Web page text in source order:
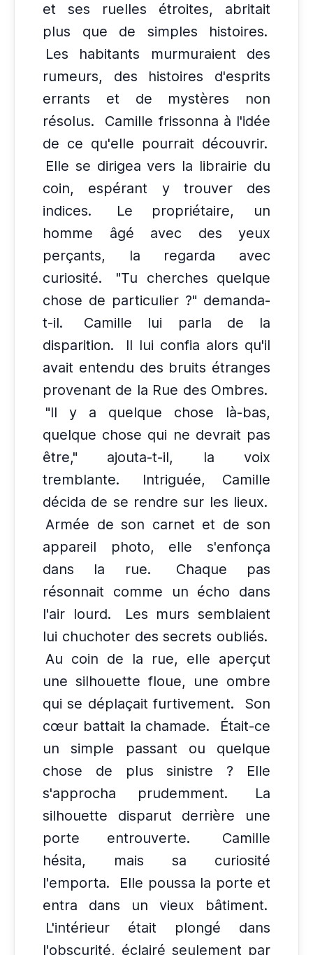
et ses ruelles étroites, abritait
plus que de simples histoires.
Les habitants murmuraient des
rumeurs, des histoires d'esprits
errants et de mystères non
résolus.
Camille frissonna à l'idée
de ce qu'elle pourrait découvrir.
Elle se dirigea vers la librairie du
coin, espérant y trouver des
indices.
Le propriétaire, un
homme âgé avec des yeux
perçants, la regarda avec
curiosité.
"Tu cherches quelque
chose de particulier ?" demanda-
t-il.
Camille lui parla de la
disparition.
Il lui confia alors qu'il
avait entendu des bruits étranges
provenant de la Rue des Ombres.
"Il y a quelque chose là-bas,
quelque chose qui ne devrait pas
être," ajouta-t-il, la voix
tremblante.
Intriguée, Camille
décida de se rendre sur les lieux.
Armée de son carnet et de son
appareil photo, elle s'enfonça
dans la rue.
Chaque pas
résonnait comme un écho dans
l'air lourd.
Les murs semblaient
lui chuchoter des secrets oubliés.
Au coin de la rue, elle aperçut
une silhouette floue, une ombre
qui se déplaçait furtivement.
Son
cœur battait la chamade.
Était-ce
un simple passant ou quelque
chose de plus sinistre ? Elle
s'approcha prudemment.
La
silhouette disparut derrière une
porte entrouverte.
Camille
hésita, mais sa curiosité
l'emporta.
Elle poussa la porte et
entra dans un vieux bâtiment.
L'intérieur était plongé dans
l'obscurité, éclairé seulement par